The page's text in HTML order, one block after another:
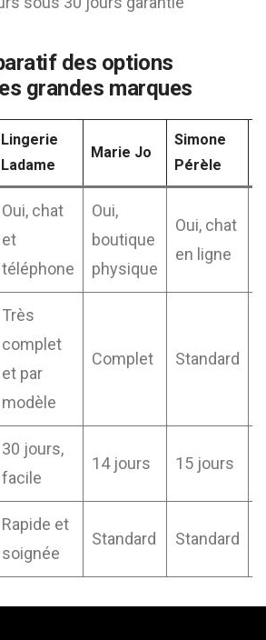
des options
grandes marques
Lingerie
Ladame
Marie Jo
Simone
Pérèle
Oui, chat
et
téléphone
Oui,
boutique
physique
Oui, chat
en ligne
Très
complet
et par
modèle
Complet Standard
30 jours,
facile
14 jours 15 jours
Rapide et
soignée
Standard Standard